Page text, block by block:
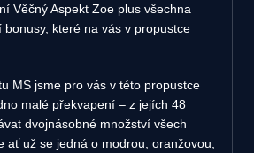
Věčný Aspekt Zoe plus všechna
bonusy, které na vás v propustce
MS jsme pro vás v této propustce
malé překvapení – z jejích 48
dvojnásobné množství všech
ať už se jedná o modrou, oranžovou,